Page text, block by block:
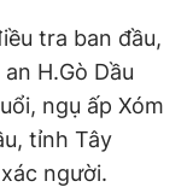
cáo
tra ban đầu,
H.Gò Dầu
ngụ ấp Xóm
tỉnh Tây
người.